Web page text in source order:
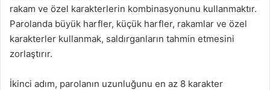
rakam ve özel karakterlerin kombinasyonunu kullanmaktır.
Parolanda büyük harfler, küçük harfler, rakamlar ve özel
karakterler kullanmak, saldırganların tahmin etmesini
zorlaştırır.
İkinci adım, parolanın uzunluğunu en az 8 karakter